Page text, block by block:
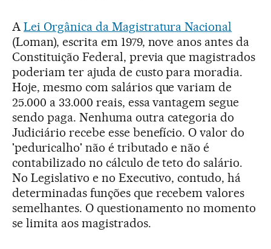
A Lei Orgânica da Magistratura Nacional
(Loman), escrita em 1979, nove anos antes da
Constituição Federal, previa que magistrados
poderiam ter ajuda de custo para moradia.
Hoje, mesmo com salários que variam de
25.000 a 33.000 reais, essa vantagem segue
sendo paga. Nenhuma outra categoria do
Judiciário recebe esse benefício. O valor do
'peduricalho' não é tributado e não é
contabilizado no cálculo de teto do salário.
No Legislativo e no Executivo, contudo, há
determinadas funções que recebem valores
semelhantes. O questionamento no momento
se limita aos magistrados.